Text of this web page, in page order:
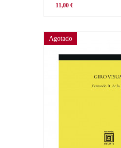
11,00 €
Agotado